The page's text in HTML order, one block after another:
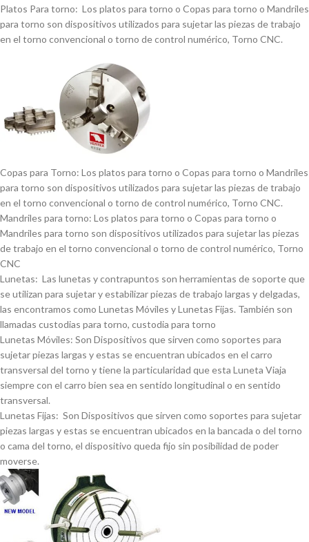
Platos Para torno: Los platos para torno o Copas para torno o Mandriles
para torno son dispositivos utilizados para sujetar las piezas de trabajo
en el torno convencional o torno de control numérico, Torno CNC.
Copas para Torno: Los platos para torno o Copas para torno o Mandriles
para torno son dispositivos utilizados para sujetar las piezas de trabajo
en el torno convencional o torno de control numérico, Torno CNC.
Mandriles para torno: Los platos para torno o Copas para torno o
Mandriles para torno son dispositivos utilizados para sujetar las piezas
de trabajo en el torno convencional o torno de control numérico, Torno
CNC
Lunetas: Las lunetas y contrapuntos son herramientas de soporte que
se utilizan para sujetar y estabilizar piezas de trabajo largas y delgadas,
las encontramos como Lunetas Móviles y Lunetas Fijas. También son
llamadas custodias para torno, custodia para torno
Lunetas Móviles: Son Dispositivos que sirven como soportes para
sujetar piezas largas y estas se encuentran ubicados en el carro
transversal del torno y tiene la particularidad que esta Luneta Viaja
siempre con el carro bien sea en sentido longitudinal o en sentido
transversal.
Lunetas Fijas: Son Dispositivos que sirven como soportes para sujetar
piezas largas y estas se encuentran ubicados en la bancada o del torno
o cama del torno, el dispositivo queda fijo sin posibilidad de poder
moverse.